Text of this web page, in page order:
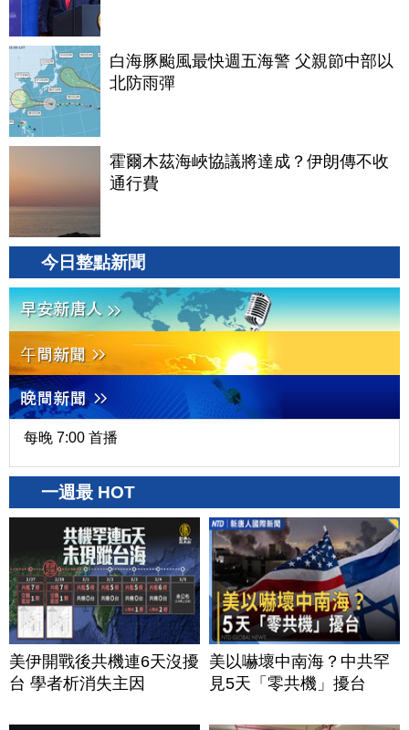
白海豚颱風最快週五海警 父親節中部以
北防雨彈
霍爾木茲海峽協議將達成？伊朗傳不收
通行費
今日整點新聞
每晚 7:00 首播
一週最 HOT
美伊開戰後共機連6天沒擾
台 學者析消失主因
美以嚇壞中南海？中共罕
見5天「零共機」擾台